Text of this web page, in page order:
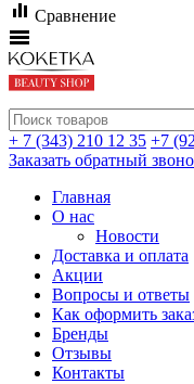
Сравнение
+ 7 (343) 210 12 35 +7
Заказать обратный
Главная
О нас
Новости
Доставка и оплата
Акции
Вопросы и ответы
Как оформить
Бренды
Отзывы
Контакты